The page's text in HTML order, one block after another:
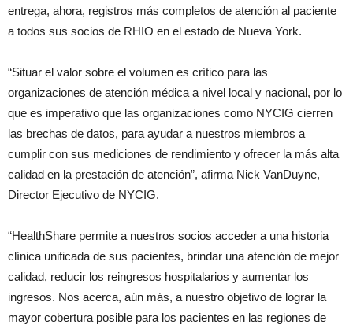
entrega, ahora, registros más completos de atención al paciente
a todos sus socios de RHIO en el estado de Nueva York.
“Situar el valor sobre el volumen es crítico para las
organizaciones de atención médica a nivel local y nacional, por lo
que es imperativo que las organizaciones como NYCIG cierren
las brechas de datos, para ayudar a nuestros miembros a
cumplir con sus mediciones de rendimiento y ofrecer la más alta
calidad en la prestación de atención”, afirma Nick VanDuyne,
Director Ejecutivo de NYCIG.
“HealthShare permite a nuestros socios acceder a una historia
clínica unificada de sus pacientes, brindar una atención de mejor
calidad, reducir los reingresos hospitalarios y aumentar los
ingresos. Nos acerca, aún más, a nuestro objetivo de lograr la
mayor cobertura posible para los pacientes en las regiones de